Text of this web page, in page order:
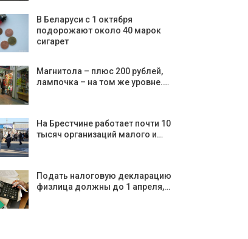
В Беларуси с 1 октября
подорожают около 40 марок
сигарет
Магнитола – плюс 200 рублей,
лампочка – на том же уровне.…
На Брестчине работает почти 10
тысяч организаций малого и…
Подать налоговую декларацию
физлица должны до 1 апреля,…